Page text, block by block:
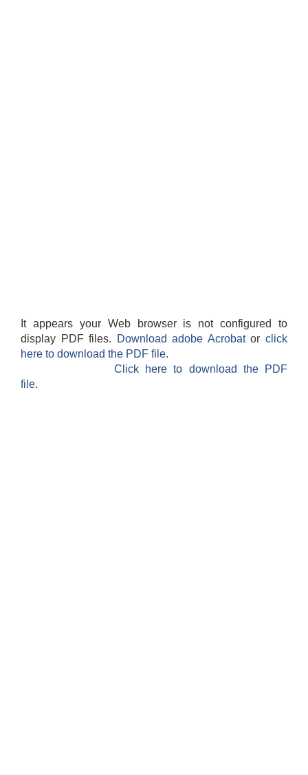
It appears your Web browser is not configured to
display PDF files.
Download adobe Acrobatorclick
here to download the PDF file.
Click here to download the PDF
file.